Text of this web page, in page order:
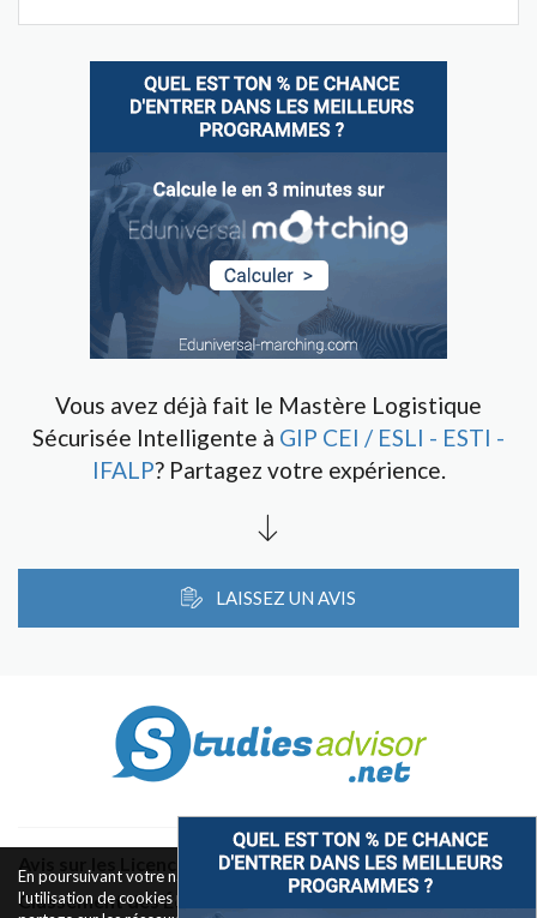
Vous avez déjà fait le Mastère Logistique
Sécurisée Intelligente à GIP CEI / ESLI - ESTI -
IFALP? Partagez votre expérience.
LAISSEZ UN AVIS
Avis sur les Licences & Bachelors
Classement des Écoles
En poursuivant votre navigation sur ce site, vous acceptez
l'utilisation de cookies pour le fonctionnement des boutons de